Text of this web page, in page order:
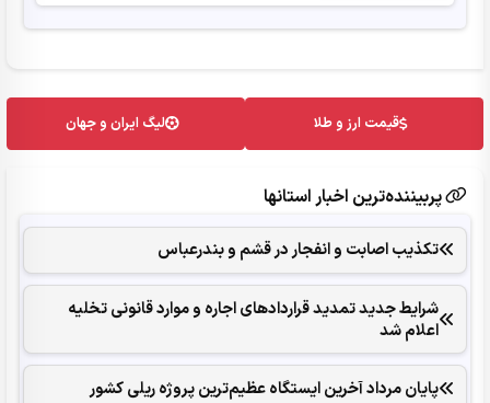
قیمت ارز و طلا لیگ ایران و جهان
پربیننده‌ترین اخبار استانها
تکذیب اصابت و انفجار در قشم و بندرعباس
شرایط جدید تمدید قراردادهای اجاره و موارد قانونی تخلیه
اعلام شد
پایان مرداد آخرین ایستگاه عظیم‌ترین پروژه ریلی کشور